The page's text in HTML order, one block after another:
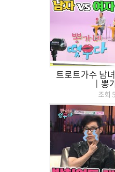
트로트가수 남
ㅣ뽕
조회